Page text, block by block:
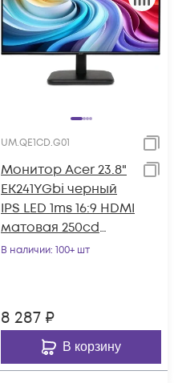
UM.QE1CD.G01
Монитор Acer 23.8"
EK241YGbi черный
IPS LED 1ms 16:9 HDMI
матовая 250cd
178гр/178гр 1920x1080
В наличии: 100+ шт
8 287 ₽
В корзину